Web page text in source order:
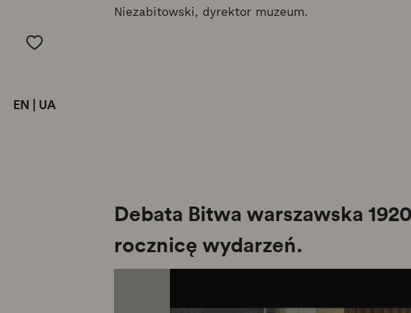
EN UA
Niezabitowski, dyrektor muzeum.
Debata Bitwa warszawska
rocznicę wydarzeń.